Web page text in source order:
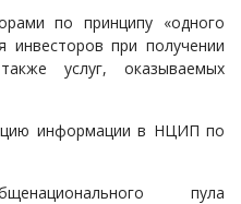
по принципу «одного
инвесторов при получении
услуг, оказываемых
информации в НЦИП по
пула